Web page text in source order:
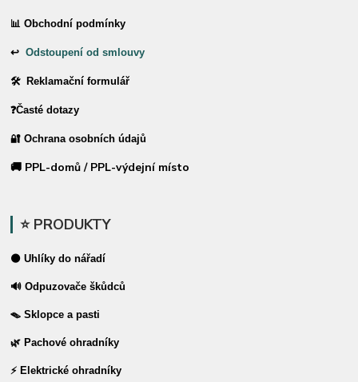
📊 Obchodní podmínky
↩Odstoupení od smlouvy
🛠 Reklamační formulář
❓Časté dotazy
🔐 Ochrana osobních údajů
🚚 PPL-domů / PPL-výdejní místo
⭐ PRODUKTY
⚫ Uhlíky do nářadí
🔊 Odpuzovače škůdců
🪤 Sklopce a pasti
🌿 Pachové ohradníky
⚡ Elektrické ohradníky